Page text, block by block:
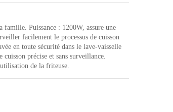
Puissance : 1200W, assure une
facilement le processus de cuisson
en toute sécurité dans le lave-vaisselle
précise et sans surveillance.
de la friteuse.